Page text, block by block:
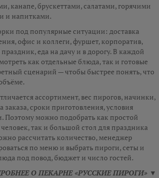
канапе, брускеттами, салатами, горячими
и напитками.
под популярные ситуации: доставка
офис и коллеги, фуршет, корпоратив,
еда на дачу и в дорогу. В каждой
как отдельные блюда, так и готовые
сценарий — чтобы быстрее понять, что
ассортимент, вес пирогов, начинки,
сроки приготовления, условия
Поэтому можно подобрать как простой
так и большой стол для праздника
рассчитать количество, менеджер
по меню и выбрать пироги, сеты и
под повод, бюджет и число гостей.
О ПЕКАРНЕ «РУССКИЕ ПИРОГИ» ▼